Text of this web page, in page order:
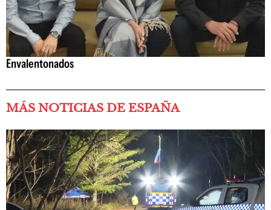
Envalentonados
MÁS NOTICIAS DE ESPAÑA